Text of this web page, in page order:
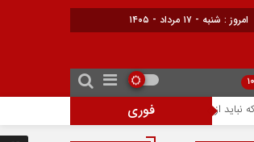
امروز : شنبه - ۱۷ مرداد - ۱۴۰۵
فوری
احتمال افزایش ۳۰۰ دلاری قیمت آیفون ۱۸ پرو؛ تراشه ۲ نانومتری عامل گرانی آیفون‌های جدید اپل